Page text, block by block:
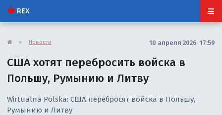
REX
» Новости 10 апреля 2026 17:59
США хотят перебросить войска в
Польшу, Румынию и Литву
Wirtualna Polska: США перебросят войска в Польшу,
Румынию и Литву